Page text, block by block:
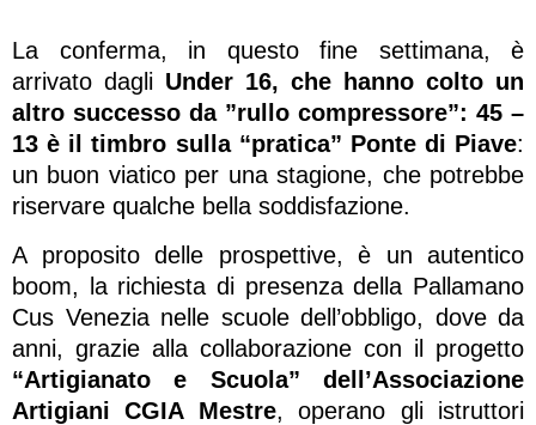
La conferma, in questo fine settimana, è
arrivato dagli Under 16, che hanno colto un
altro successo da ”rullo compressore”: 45 –
13 è il timbro sulla “pratica” Ponte di Piave:
un buon viatico per una stagione, che potrebbe
riservare qualche bella soddisfazione.
A proposito delle prospettive, è un autentico
boom, la richiesta di presenza della Pallamano
Cus Venezia nelle scuole dell’obbligo, dove da
anni, grazie alla collaborazione con il progetto
“Artigianato e Scuola” dell’Associazione
Artigiani CGIA Mestre, operano gli istruttori